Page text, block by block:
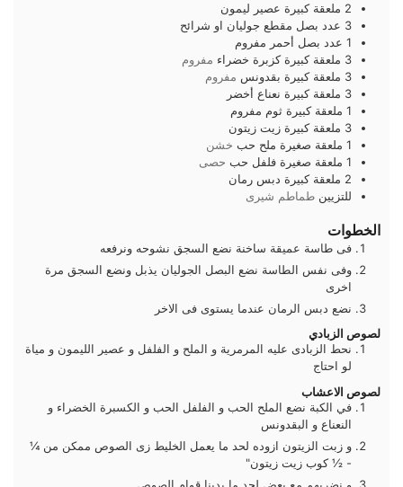
2 ملعقة كبيرة عصير ليمون
3 عدد بصل مقطع جوليان او شرائح
1 عدد بصل أحمر مفروم
3 ملعقة كبيرة كزبرة خضراء مفروم
3 ملعقة كبيرة بقدونس مفروم
3 ملعقة كبيرة نعناع أخضر
1 ملعقة كبيرة ثوم مفروم
3 ملعقة كبيرة زيت زيتون
1 ملعقة صغيرة ملح حب خشن
1 ملعقة صغيرة فلفل حب حصى
2 ملعقة كبيرة دبس رمان
للتزيين طماطم شيرى
الخطوات
فى طاسة عميقة ساخنة نضع السجق نشوحه ونرفعه
وفى نفس الطاسة نضع البصل الجوليان يذبل ونضع السجق مرة
اخرى
نضع دبس الرمان عندما يستوى فى الاخر
لصوص الزبادي
نحط الزبادى عليه المرمرية و الملح و الفلفل و عصير الليمون و مياة
لو احتاج
لصوص الاعشاب
في الكبة نضع الملح الحب و الفلفل الحب و الكسبرة الخضراء و
النعناع و البقدونس
و زبت الزيتون ازوده لحد ما يعمل الخليط زى الصوص ممكن من ¼
- ½ كوب زيت زيتون"
و نضربهم مع يعض لحد ما يدينا قوام الصوص